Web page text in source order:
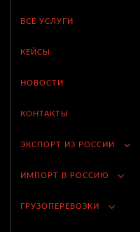
ВСЕ УСЛУГИ
КЕЙСЫ
НОВОСТИ
КОНТАКТЫ
ЭКСПОРТ ИЗ РОССИИ
ИМПОРТ В РОССИЮ
ГРУЗОПЕРЕВОЗКИ